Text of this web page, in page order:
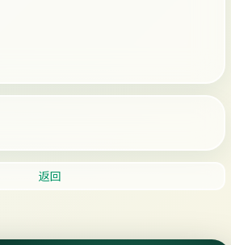
返回